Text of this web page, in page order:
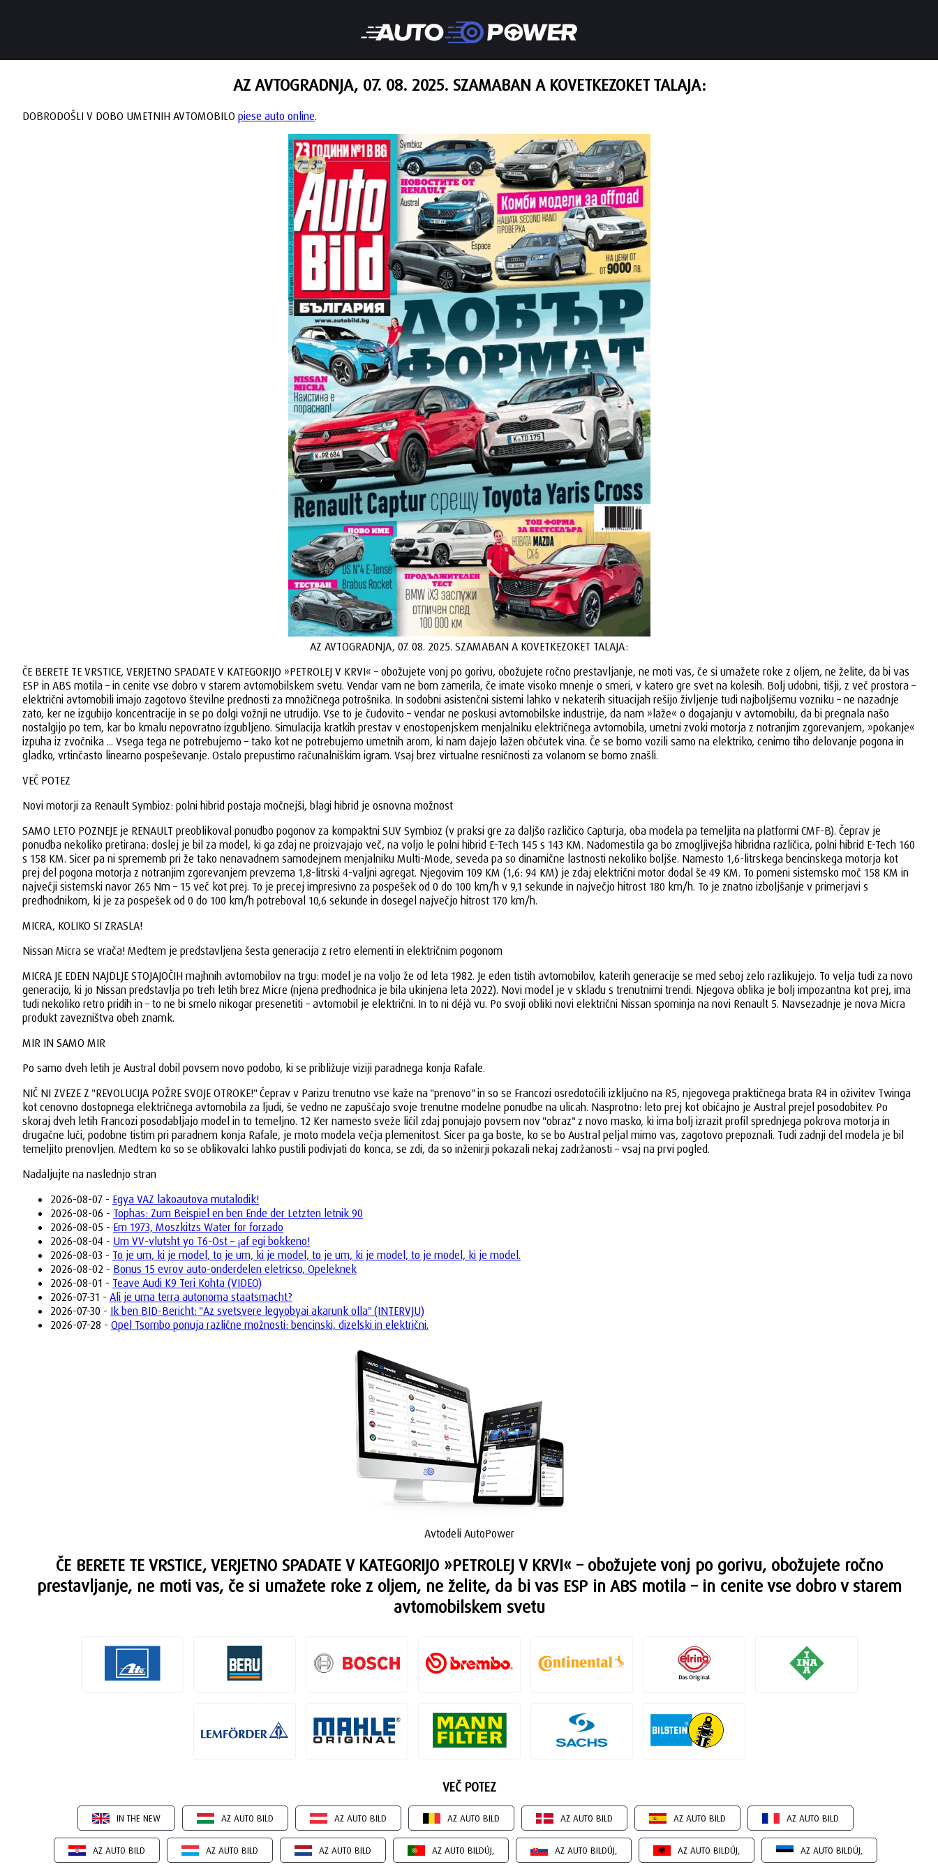
AZ AVTOGRADNJA, 07. 08. 2025. SZAMABAN A KOVETKEZOKET TALAJA:
DOBRODOŠLI V DOBO UMETNIH AVTOMOBILO piese auto online.
AZ AVTOGRADNJA, 07. 08. 2025. SZAMABAN A KOVETKEZOKET TALAJA:
ČE BERETE TE VRSTICE, VERJETNO SPADATE V KATEGORIJO »PETROLEJ V KRVI« – obožujete vonj po gorivu, obožujete ročno prestavljanje, ne moti vas, če si umažete roke z oljem, ne želite, da bi vas
ESP in ABS motila – in cenite vse dobro v starem avtomobilskem svetu. Vendar vam ne bom zamerila, če imate visoko mnenje o smeri, v katero gre svet na kolesih. Bolj udobni, tišji, z več prostora –
električni avtomobili imajo zagotovo številne prednosti za množičnega potrošnika. In sodobni asistenčni sistemi lahko v nekaterih situacijah rešijo življenje tudi najboljšemu vozniku – ne nazadnje
zato, ker ne izgubijo koncentracije in se po dolgi vožnji ne utrudijo. Vse to je čudovito – vendar ne poskusi avtomobilske industrije, da nam »laže« o dogajanju v avtomobilu, da bi pregnala našo
nostalgijo po tem, kar bo kmalu nepovratno izgubljeno. Simulacija kratkih prestav v enostopenjskem menjalniku električnega avtomobila, umetni zvoki motorja z notranjim zgorevanjem, »pokanje«
izpuha iz zvočnika ... Vsega tega ne potrebujemo – tako kot ne potrebujemo umetnih arom, ki nam dajejo lažen občutek vina. Če se bomo vozili samo na elektriko, cenimo tiho delovanje pogona in
gladko, vrtinčasto linearno pospeševanje. Ostalo prepustimo računalniškim igram. Vsaj brez virtualne resničnosti za volanom se bomo znašli.
VEČ POTEZ
Novi motorji za Renault Symbioz: polni hibrid postaja močnejši, blagi hibrid je osnovna možnost
SAMO LETO POZNEJE je RENAULT preoblikoval ponudbo pogonov za kompaktni SUV Symbioz (v praksi gre za daljšo različico Capturja, oba modela pa temeljita na platformi CMF-B). Čeprav je
ponudba nekoliko pretirana: doslej je bil za model, ki ga zdaj ne proizvajajo več, na voljo le polni hibrid E-Tech 145 s 143 KM. Nadomestila ga bo zmogljivejša hibridna različica, polni hibrid E-Tech 160
s 158 KM. Sicer pa ni sprememb pri že tako nenavadnem samodejnem menjalniku Multi-Mode, seveda pa so dinamične lastnosti nekoliko boljše. Namesto 1,6-litrskega bencinskega motorja kot
prej del pogona motorja z notranjim zgorevanjem prevzema 1,8-litrski 4-valjni agregat. Njegovim 109 KM (1,6: 94 KM) je zdaj električni motor dodal še 49 KM. To pomeni sistemsko moč 158 KM in
največji sistemski navor 265 Nm – 15 več kot prej. To je precej impresivno za pospešek od 0 do 100 km/h v 9,1 sekunde in največjo hitrost 180 km/h. To je znatno izboljšanje v primerjavi s
predhodnikom, ki je za pospešek od 0 do 100 km/h potreboval 10,6 sekunde in dosegel največjo hitrost 170 km/h.
MICRA, KOLIKO SI ZRASLA!
Nissan Micra se vrača! Medtem je predstavljena šesta generacija z retro elementi in električnim pogonom
MICRA JE EDEN NAJDLJE STOJAJOČIH majhnih avtomobilov na trgu: model je na voljo že od leta 1982. Je eden tistih avtomobilov, katerih generacije se med seboj zelo razlikujejo. To velja tudi za novo
generacijo, ki jo Nissan predstavlja po treh letih brez Micre (njena predhodnica je bila ukinjena leta 2022). Novi model je v skladu s trenutnimi trendi. Njegova oblika je bolj impozantna kot prej, ima
tudi nekoliko retro pridih in – to ne bi smelo nikogar presenetiti – avtomobil je električni. In to ni déjà vu. Po svoji obliki novi električni Nissan spominja na novi Renault 5. Navsezadnje je nova Micra
produkt zavezništva obeh znamk.
MIR IN SAMO MIR
Po samo dveh letih je Austral dobil povsem novo podobo, ki se približuje viziji paradnega konja Rafale.
NIČ NI ZVEZE Z "REVOLUCIJA POŽRE SVOJE OTROKE!" Čeprav v Parizu trenutno vse kaže na "prenovo" in so se Francozi osredotočili izključno na R5, njegovega praktičnega brata R4 in oživitev Twinga
kot cenovno dostopnega električnega avtomobila za ljudi, še vedno ne zapuščajo svoje trenutne modelne ponudbe na ulicah. Nasprotno: leto prej kot običajno je Austral prejel posodobitev. Po
skoraj dveh letih Francozi posodabljajo model in to temeljno. 12 Ker namesto sveže ličil zdaj ponujajo povsem nov "obraz" z novo masko, ki ima bolj izrazit profil sprednjega pokrova motorja in
drugačne luči, podobne tistim pri paradnem konja Rafale, je moto modela večja plemenitost. Sicer pa ga boste, ko se bo Austral peljal mimo vas, zagotovo prepoznali. Tudi zadnji del modela je bil
temeljito prenovljen. Medtem ko so se oblikovalci lahko pustili podivjati do konca, se zdi, da so inženirji pokazali nekaj zadržanosti – vsaj na prvi pogled.
Nadaljujte na naslednjo stran
2026-08-07 - Egya VAZ lakoautova mutalodik!
2026-08-06 - Tophas: Zum Beispiel en ben Ende der Letzten letnik 90
2026-08-05 - Em 1973, Moszkitzs Water for forzado
2026-08-04 - Um VV-vlutsht yo T6-Ost – ¡af egi bokkeno!
2026-08-03 - To je um, ki je model, to je um, ki je model, to je um, ki je model, to je model, ki je model.
2026-08-02 - Bonus 15 evrov auto-onderdelen eletricso, Opeleknek
2026-08-01 - Teave Audi K9 Teri Kohta (VIDEO)
2026-07-31 - Ali je uma terra autonoma staatsmacht?
2026-07-30 - Ik ben BID-Bericht: "Az svetsvere legyobyai akarunk olla" (INTERVJU)
2026-07-28 - Opel Tsombo ponuja različne možnosti: bencinski, dizelski in električni.
Avtodeli AutoPower
ČE BERETE TE VRSTICE, VERJETNO SPADATE V KATEGORIJO »PETROLEJ V KRVI« – obožujete vonj po gorivu, obožujete ročno
prestavljanje, ne moti vas, če si umažete roke z oljem, ne želite, da bi vas ESP in ABS motila – in cenite vse dobro v starem
avtomobilskem svetu
VEČ POTEZ
IN THE NEW AZ AUTO BILD AZ AUTO BILD AZ AUTO BILD AZ AUTO BILD AZ AUTO BILD AZ AUTO BILD
AZ AUTO BILD AZ AUTO BILD AZ AUTO BILD AZ AUTO BILDÚJ, AZ AUTO BILDÚJ, AZ AUTO BILDÚJ, AZ AUTO BILDÚJ,